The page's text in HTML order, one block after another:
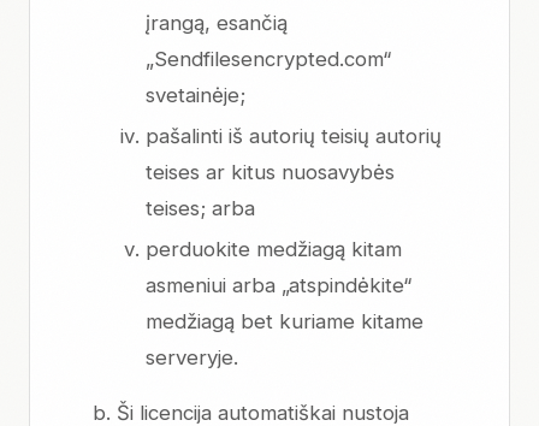
įrangą, esančią
„Sendfilesencrypted.com“
svetainėje;
pašalinti iš autorių teisių autorių
teises ar kitus nuosavybės
teises; arba
perduokite medžiagą kitam
asmeniui arba „atspindėkite“
medžiagą bet kuriame kitame
serveryje.
Ši licencija automatiškai nustoja